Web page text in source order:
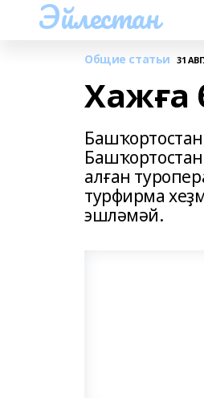
Эйлестан
Общие статьи 31
Хажға
алған
турфирма
эшләмәй.